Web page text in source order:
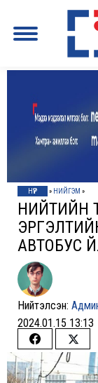
НҮҮР » НИЙГЭМ »
НИЙТИЙН
АВТОБУС
Нийтэлсэн:
2024.01.15 13:13
Share
on
Share
on